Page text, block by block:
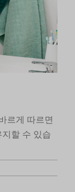
르게 따르면
할 수 있습